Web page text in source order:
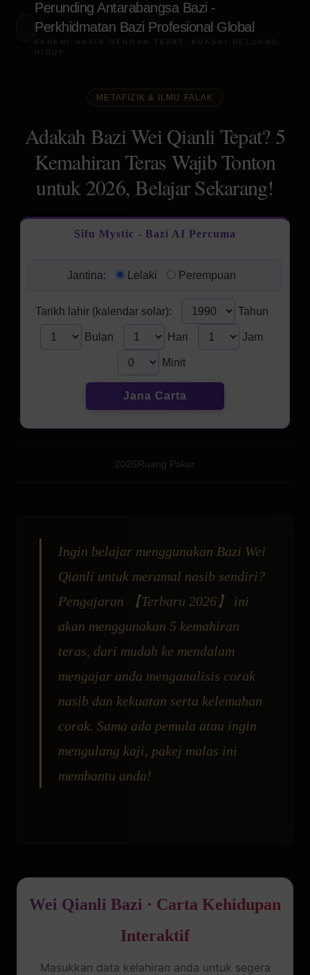
Perunding Antarabangsa Bazi -
Perkhidmatan Bazi Profesional Global
FAHAMI NASIB DENGAN TEPAT, KUASAI PELUANG
HIDUP
METAFIZIK & ILMU FALAK
Adakah Bazi Wei Qianli Tepat? 5
Kemahiran Teras Wajib Tonton
untuk 2026, Belajar Sekarang!
Sifu Mystic - Bazi AI Percuma
Jantina: Lelaki Perempuan
Tarikh lahir (kalendar solar): Tahun
Bulan Hari Jam
Minit
Jana Carta
2026Ruang Pakar
Ingin belajar menggunakan Bazi Wei
Qianli untuk meramal nasib sendiri?
Pengajaran 【Terbaru 2026】 ini
akan menggunakan 5 kemahiran
teras, dari mudah ke mendalam
mengajar anda menganalisis corak
nasib dan kekuatan serta kelemahan
corak. Sama ada pemula atau ingin
mengulang kaji, pakej malas ini
membantu anda!
Wei Qianli Bazi · Carta Kehidupan
Interaktif
Masukkan data kelahiran anda untuk segera